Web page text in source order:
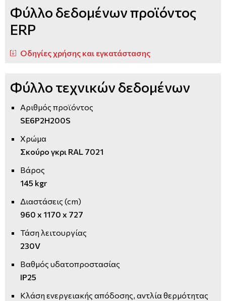
Φύλλο δεδομένων προϊόντος
ERP
Οδηγίες χρήσης και εγκατάστασης
Φύλλο τεχνικών δεδομένων
Αριθμός προϊόντος
SE6P2H200S
Χρώμα
Σκούρο γκρι RAL 7021
Βάρος
145 kgr
Διαστάσεις (cm)
960 x 1170 x 727
Τάση λειτουργίας
230V
Βαθμός υδατοπροστασίας
IP25
Κλάση ενεργειακής απόδοσης, αντλία θερμότητας